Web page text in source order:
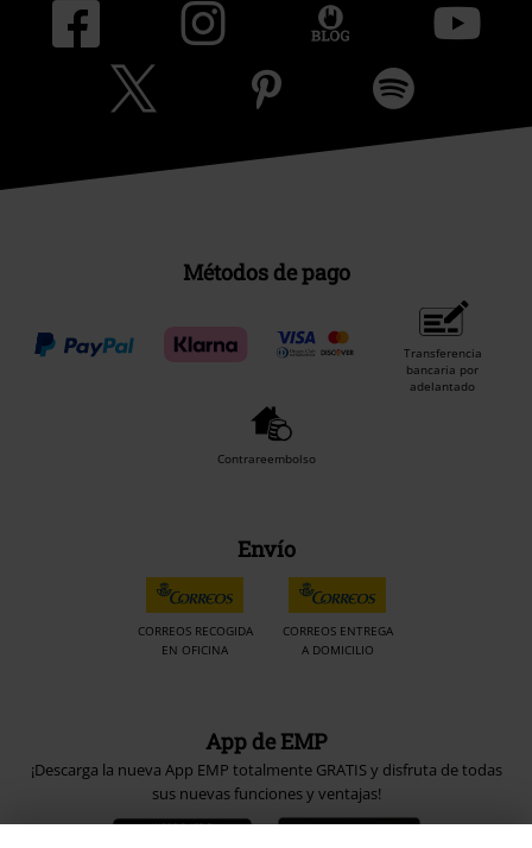
Métodos de pago
Transferencia
bancaria por
adelantado
Contrareembolso
Envío
CORREOS RECOGIDA
EN OFICINA
CORREOS ENTREGA
A DOMICILIO
App de EMP
¡Descarga la nueva App EMP totalmente GRATIS y disfruta de todas
sus nuevas funciones y ventajas!